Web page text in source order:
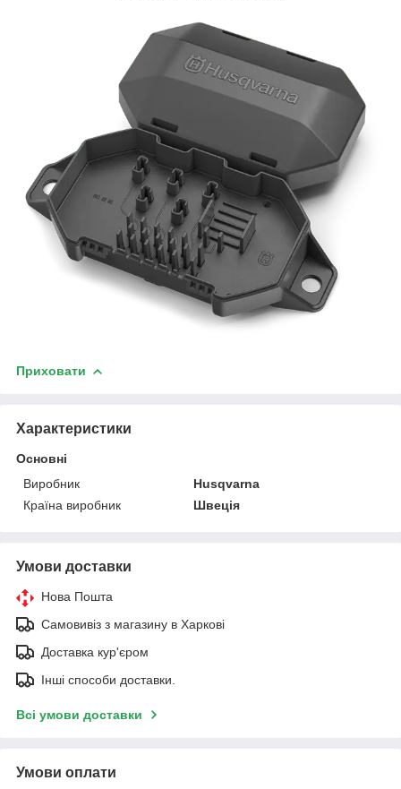
Приховати
Характеристики
Основні
Виробник
Husqvarna
Країна виробник
Швеція
Умови доставки
Нова Пошта
Самовивіз з магазину в Харкові
Доставка кур'єром
Інші способи доставки.
Всі умови доставки
Умови оплати